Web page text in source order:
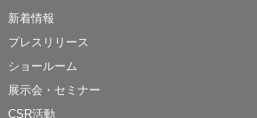
新着情報
プレスリリース
ショールーム
展示会・セミナー
CSR活動